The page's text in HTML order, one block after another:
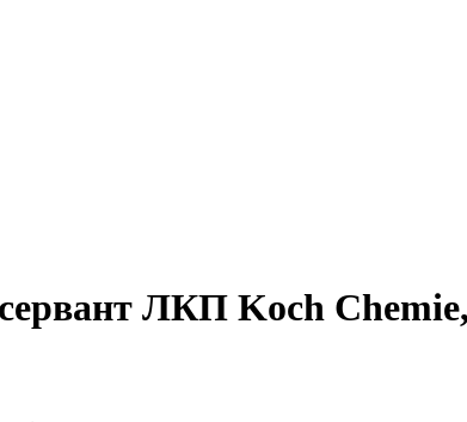
ЛКП Koch